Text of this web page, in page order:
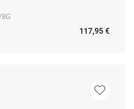
117,95 €